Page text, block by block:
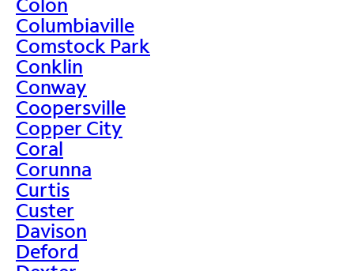
Columbiaville
Comstock Park
Conklin
Conway
Coopersville
Copper City
Coral
Corunna
Curtis
Custer
Davison
Deford